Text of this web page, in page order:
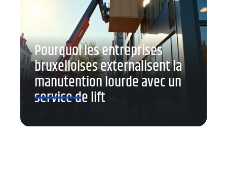
Pourquoi les entreprises
bruxelloises externalisent la
manutention lourde avec un
service de lift